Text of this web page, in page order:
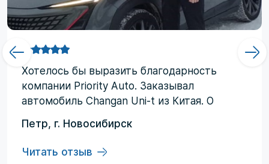
Хотелоcь бы выразить благодарность
компании Priority Аuto. Заказывал
автомобиль Changan Uni-t из Китая. О
компании узнал от друзей и коллег по
работе. Работал со мной менеджер
Евгений, логисты Ольга и Регина. В начале
Петр, г. Новосибирск
Читать отзыв